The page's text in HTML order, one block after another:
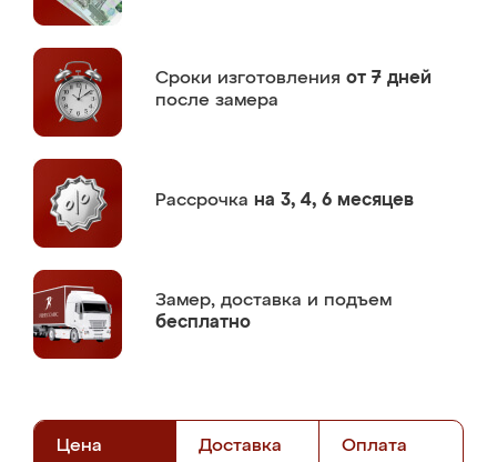
Сроки изготовления от 7 дней
после замера
Рассрочка на 3, 4, 6 месяцев
Замер, доставка и подъем
бесплатно
Цена Доставка Оплата